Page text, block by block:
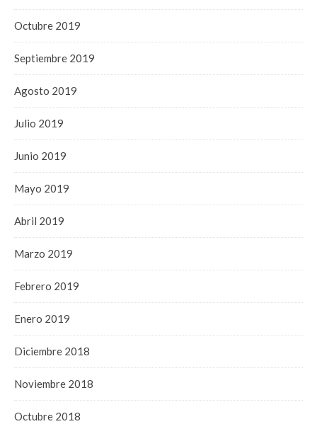
Octubre 2019
Septiembre 2019
Agosto 2019
Julio 2019
Junio 2019
Mayo 2019
Abril 2019
Marzo 2019
Febrero 2019
Enero 2019
Diciembre 2018
Noviembre 2018
Octubre 2018